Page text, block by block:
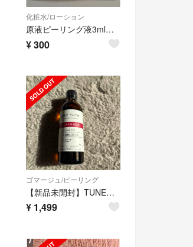
化粧水/ローション
原液ピーリング液3mlと原液リフトクリーム1.2g
¥300
ゴマージュ/ピーリング
【新品未開封】TUNEMAKERS 原液ピーリング液(120ml)
¥ 1,499